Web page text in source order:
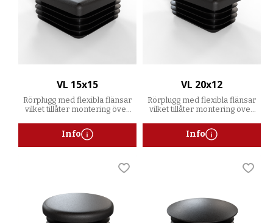
VL 15x15
Rörplugg med flexibla flänsar
vilket tillåter montering över
Info
VL 20x12
Rörplugg med flexibla flänsar
vilket tillåter montering över
Info
Lägg till i favoriter